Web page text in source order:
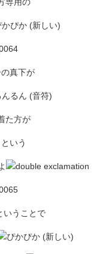
真下が
た方が
いう
いうことで